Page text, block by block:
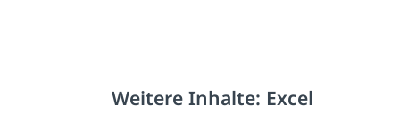
Weitere Inhalte: Excel